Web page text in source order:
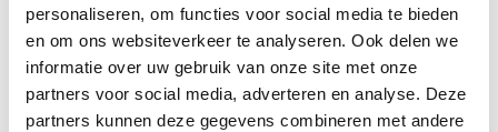
personaliseren, om functies voor social media te bieden
en om ons websiteverkeer te analyseren. Ook delen we
informatie over uw gebruik van onze site met onze
partners voor social media, adverteren en analyse. Deze
partners kunnen deze gegevens combineren met andere
DI
11
AUG.
Magic Summer show met Steven Kazàn
📍Ouddorp 🕐17:00